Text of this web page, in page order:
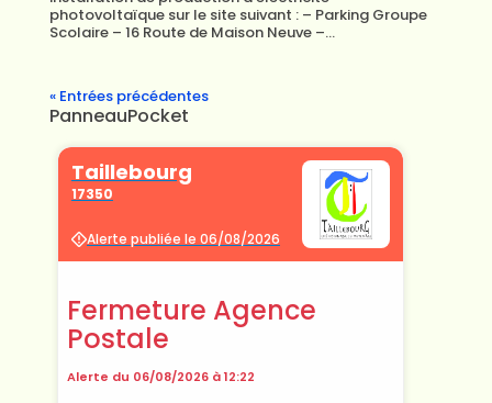
photovoltaïque sur le site suivant : – Parking Groupe
Scolaire – 16 Route de Maison Neuve –...
« Entrées précédentes
PanneauPocket